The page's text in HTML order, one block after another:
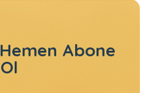
Hemen Abone
Ol